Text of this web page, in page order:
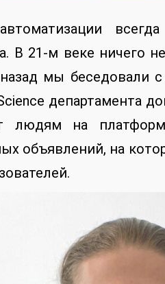
В 21-м веке ничего
мы беседовали
департамента
людям на
объявлений, на